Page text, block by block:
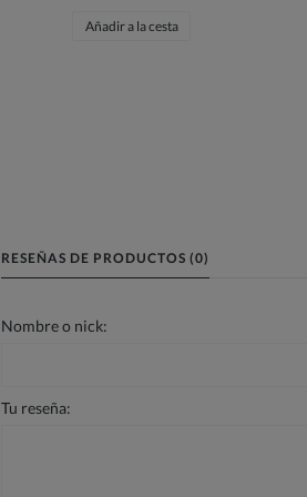
Añadir a la cesta
RESEÑAS DE PRODUCTOS (0)
Nombre o nick:
Tu reseña: